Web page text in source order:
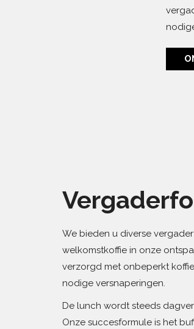
We bieden u diverse
welkomstkoffie in onze
verzorgd met onbeperkt
nodige versnaperingen.
De lunch wordt steeds
Onze succesformule is het